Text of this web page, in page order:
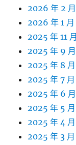
2026 年 2 月
2026 年 1 月
2025 年 11 月
2025 年 9 月
2025 年 8 月
2025 年 7 月
2025 年 6 月
2025 年 5 月
2025 年 4 月
2025 年 3 月